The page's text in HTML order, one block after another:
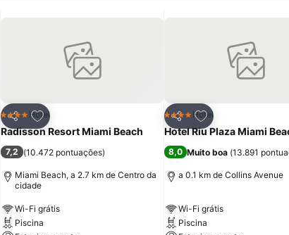
Partilhar
Adicionar aos favoritos
4 EstrelasHotel
Radisson Resort Miami Beach
7,2 (10.472 pontuações)
Miami Beach, a 2.7 km de Centro da
cidade
Wi-Fi grátis
Piscina
Partilhar
Adicionar aos
4 EstrelasHotel
Hotel Riu Plaza Miami
8,0 Muito boa (13.891
a 0.1 km de Collins Avenue
Wi-Fi grátis
Piscina